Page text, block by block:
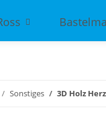
Sonstiges 3D Holz